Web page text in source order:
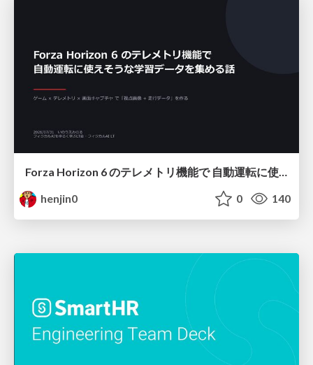
henjin0
0 140